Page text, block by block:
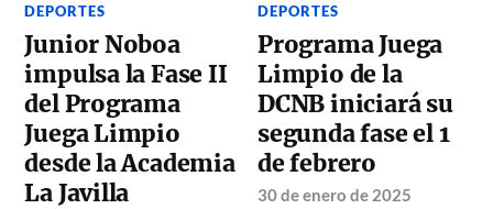
DEPORTES
Junior Noboa
impulsa la Fase II
del Programa
Juega Limpio
desde la Academia
La Javilla
DEPORTES
Programa Juega
Limpio de la
DCNB iniciará su
segunda fase el 1
de febrero
30 de enero de 2025